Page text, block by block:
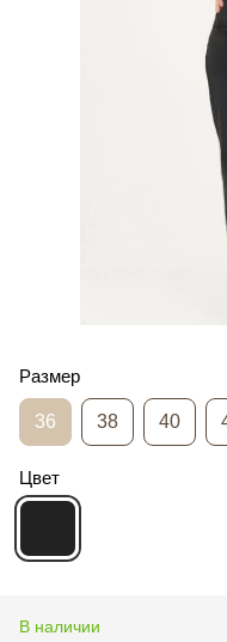
Размер
36 38 40
Цвет
В наличии